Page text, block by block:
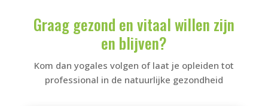
Graag gezond en vitaal willen zijn
en blijven?
Kom dan yogales volgen of laat je opleiden tot
professional in de natuurlijke gezondheid